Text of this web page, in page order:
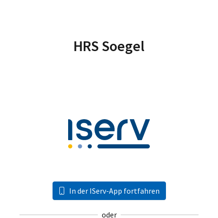
HRS Soegel
In der IServ-App fortfahren
oder